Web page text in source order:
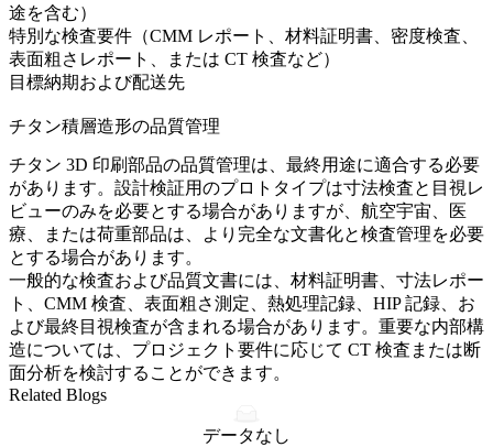
途を含む）
特別な検査要件（CMM レポート、材料証明書、密度検査、
表面粗さレポート、または CT 検査など）
目標納期および配送先
チタン積層造形の品質管理
チタン 3D 印刷部品の品質管理は、最終用途に適合する必要
があります。設計検証用のプロトタイプは寸法検査と目視レ
ビューのみを必要とする場合がありますが、航空宇宙、医
療、または荷重部品は、より完全な文書化と検査管理を必要
とする場合があります。
一般的な検査および品質文書には、材料証明書、寸法レポー
ト、CMM 検査、表面粗さ測定、熱処理記録、HIP 記録、お
よび最終目視検査が含まれる場合があります。重要な内部構
造については、プロジェクト要件に応じて CT 検査または断
面分析を検討することができます。
Related Blogs
データなし